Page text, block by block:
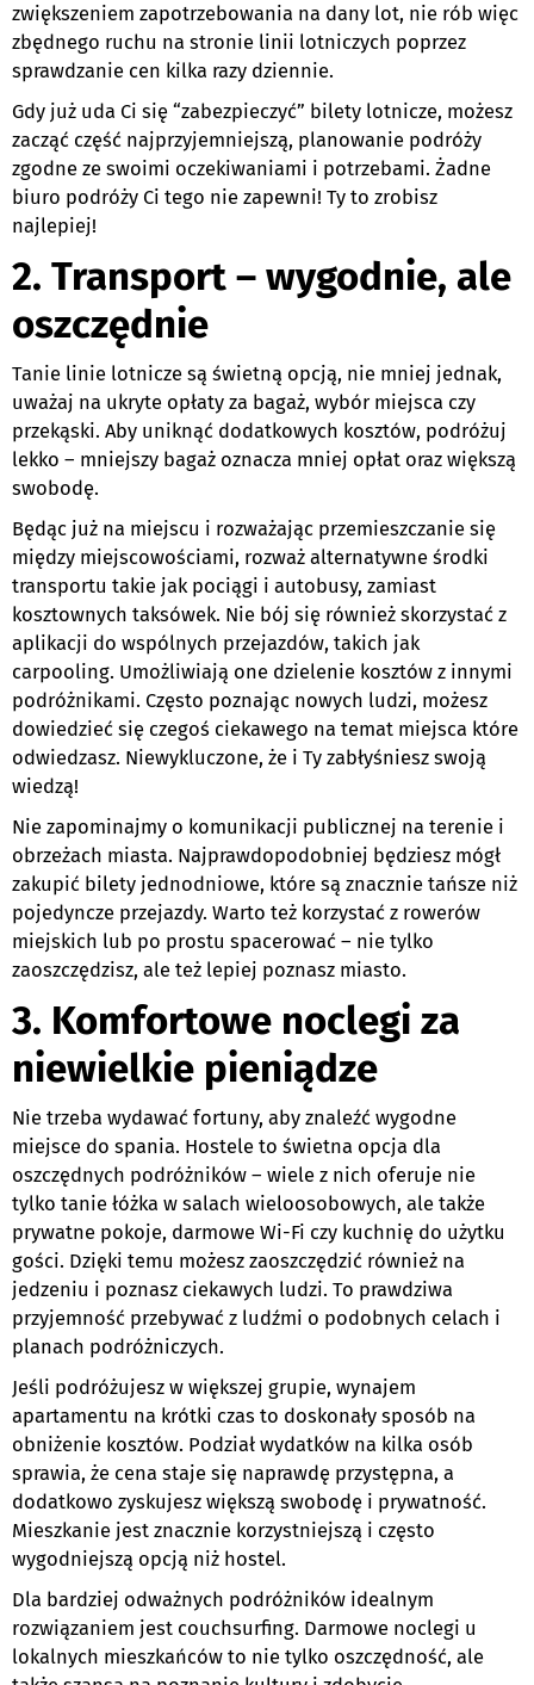
zwiększeniem zapotrzebowania na dany lot, nie rób więc
zbędnego ruchu na stronie linii lotniczych poprzez
sprawdzanie cen kilka razy dziennie.
Gdy już uda Ci się “zabezpieczyć” bilety lotnicze, możesz
zacząć część najprzyjemniejszą, planowanie podróży
zgodne ze swoimi oczekiwaniami i potrzebami. Żadne
biuro podróży Ci tego nie zapewni! Ty to zrobisz
najlepiej!
2. Transport – wygodnie, ale
oszczędnie
Tanie linie lotnicze są świetną opcją, nie mniej jednak,
uważaj na ukryte opłaty za bagaż, wybór miejsca czy
przekąski. Aby uniknąć dodatkowych kosztów, podróżuj
lekko – mniejszy bagaż oznacza mniej opłat oraz większą
swobodę.
Będąc już na miejscu i rozważając przemieszczanie się
między miejscowościami, rozważ alternatywne środki
transportu takie jak pociągi i autobusy, zamiast
kosztownych taksówek. Nie bój się również skorzystać z
aplikacji do wspólnych przejazdów, takich jak
carpooling. Umożliwiają one dzielenie kosztów z innymi
podróżnikami. Często poznając nowych ludzi, możesz
dowiedzieć się czegoś ciekawego na temat miejsca które
odwiedzasz. Niewykluczone, że i Ty zabłyśniesz swoją
wiedzą!
Nie zapominajmy o komunikacji publicznej na terenie i
obrzeżach miasta. Najprawdopodobniej będziesz mógł
zakupić bilety jednodniowe, które są znacznie tańsze niż
pojedyncze przejazdy. Warto też korzystać z rowerów
miejskich lub po prostu spacerować – nie tylko
zaoszczędzisz, ale też lepiej poznasz miasto.
3. Komfortowe noclegi za
niewielkie pieniądze
Nie trzeba wydawać fortuny, aby znaleźć wygodne
miejsce do spania. Hostele to świetna opcja dla
oszczędnych podróżników – wiele z nich oferuje nie
tylko tanie łóżka w salach wieloosobowych, ale także
prywatne pokoje, darmowe Wi-Fi czy kuchnię do użytku
gości. Dzięki temu możesz zaoszczędzić również na
jedzeniu i poznasz ciekawych ludzi. To prawdziwa
przyjemność przebywać z ludźmi o podobnych celach i
planach podróżniczych.
Jeśli podróżujesz w większej grupie, wynajem
apartamentu na krótki czas to doskonały sposób na
obniżenie kosztów. Podział wydatków na kilka osób
sprawia, że cena staje się naprawdę przystępna, a
dodatkowo zyskujesz większą swobodę i prywatność.
Mieszkanie jest znacznie korzystniejszą i często
wygodniejszą opcją niż hostel.
Dla bardziej odważnych podróżników idealnym
rozwiązaniem jest couchsurfing. Darmowe noclegi u
lokalnych mieszkańców to nie tylko oszczędność, ale